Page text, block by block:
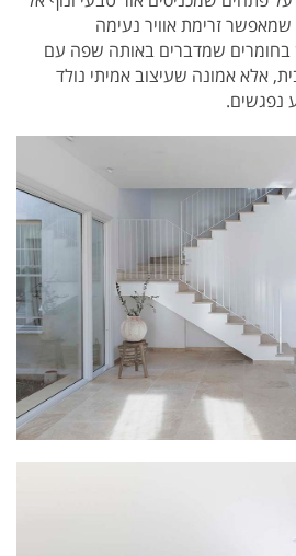
שמאפשר זרימת אוויר נעימה
בחומרים שמדברים באותה שפה עם
אלא אמונה שעיצוב אמיתי נולד
נפגשים.